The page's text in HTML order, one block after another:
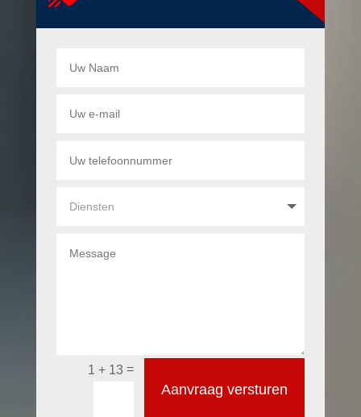
1 + 13 =
Aanvraag versturen